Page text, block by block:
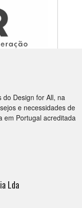
360º - Edifícios
para
do Design for All, na
e necessidades de
em Portugal acreditada
Lda